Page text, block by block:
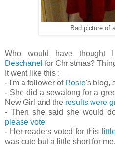
Bad picture of
Who would have thought
Deschanel for Christmas?
It went like this :
- I'm a follower of Rosie's blog,
- She did a sewalong for a
New Girl and the results were
- Then she said she would
please vote,
- Her readers voted for this
was cute but a little short for me,